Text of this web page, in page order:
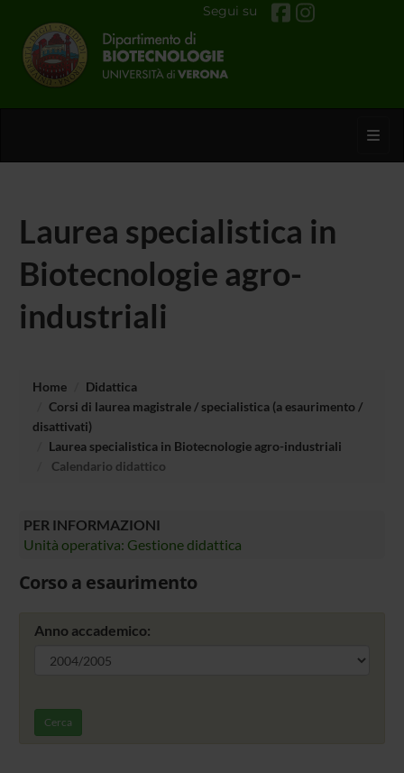
Segui su
Laurea specialistica in
Biotecnologie agro-
industriali
Home
Didattica
Corsi di laurea magistrale / specialistica (a esaurimento /
disattivati)
Laurea specialistica in Biotecnologie agro-industriali
Calendario didattico
PER INFORMAZIONI
Unità operativa: Gestione didattica
Corso a esaurimento
Anno accademico:
Cerca